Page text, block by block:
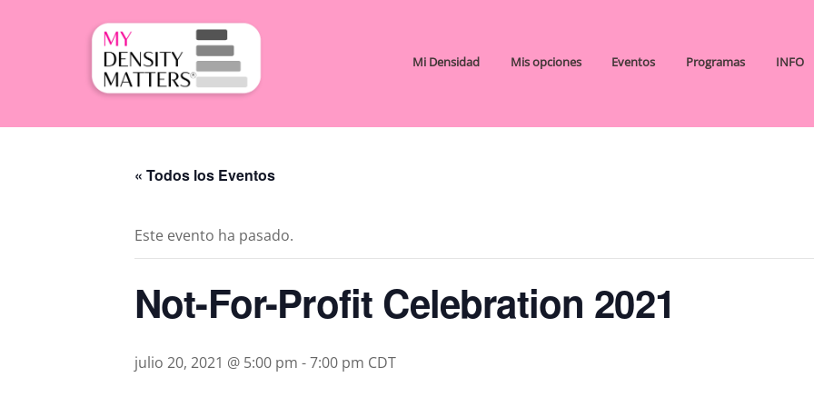
Mi Densidad Mis opciones Eventos Programas INFO
« Todos los Eventos
Este evento ha pasado.
Not-For-Profit Celebration 2021
julio 20, 2021 @ 5:00 pm -7:00 pm CDT